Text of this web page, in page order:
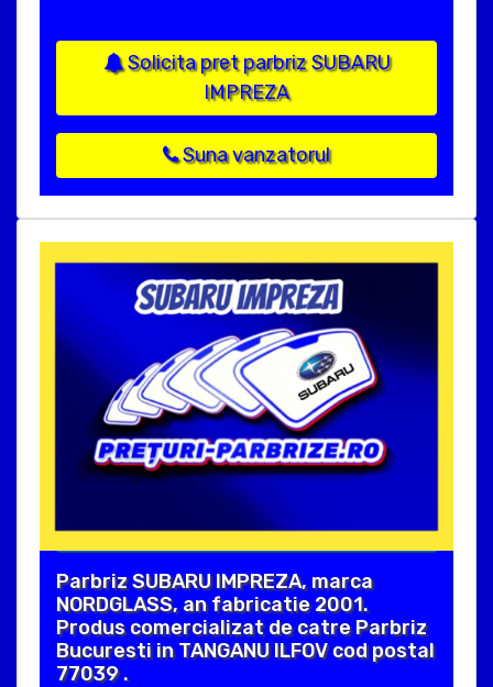
Solicita pret parbriz SUBARU
IMPREZA
Suna vanzatorul
Parbriz SUBARU IMPREZA, marca
NORDGLASS, an fabricatie 2001.
Produs comercializat de catre Parbriz
Bucuresti in TANGANU ILFOV cod postal
77039 .